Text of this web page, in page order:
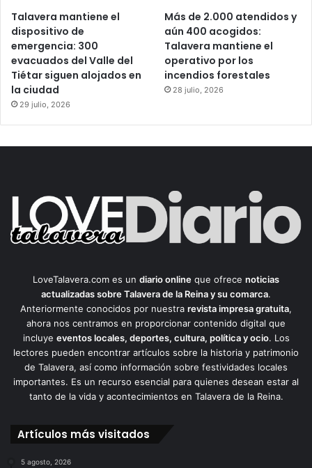
Talavera mantiene el
dispositivo de
emergencia: 300
evacuados del Valle del
Tiétar siguen alojados en
la ciudad
29 julio, 2026
Más de 2.000 atendidos y
aún 400 acogidos:
Talavera mantiene el
operativo por los
incendios forestales
28 julio, 2026
LoveTalavera.com es un diario online que ofrece noticias
actualizadas sobre Talavera de la Reina y su comarca.
Anteriormente conocidos por nuestra revista impresa gratuita,
ahora nos centramos en proporcionar contenido digital que
incluye eventos locales, deportes, cultura, política y ocio. Los
lectores pueden encontrar artículos sobre la historia y patrimonio
de Talavera, así como información sobre festividades locales
importantes. Es un recurso esencial para quienes desean estar al
tanto de la vida y acontecimientos en Talavera de la Reina.
Artículos más visitados
5 agosto, 2026